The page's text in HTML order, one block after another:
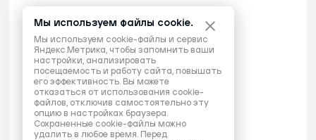
Мы используем файлы cookie.
Мы используем cookie-файлы и сервис
Яндекс.Метрика, чтобы запомнить ваши
настройки, анализировать
посещаемость и работу сайта, повышать
его эффективность. Вы можете
отказаться от использования cookie-
файлов, отключив самостоятельно эту
опцию в настройках браузера.
Сохраненные cookie-файлы можно
удалить в любое время. Перед